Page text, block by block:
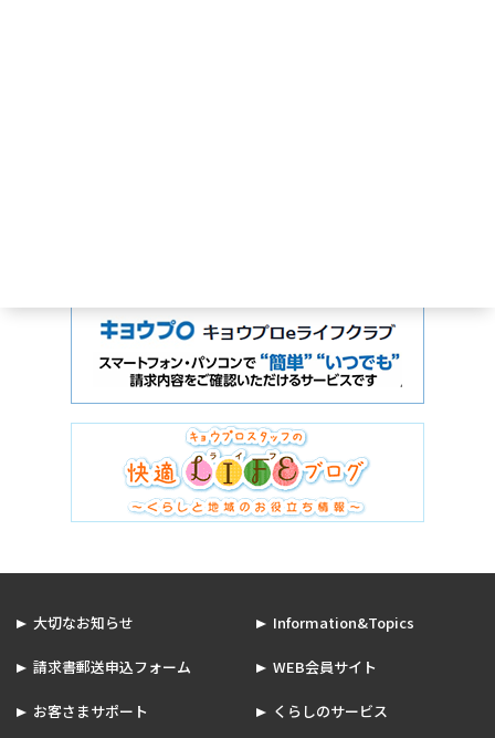
大切なお知らせ Information&Topics
請求書郵送申込フォーム WEB会員サイト
お客さまサポート くらしのサービス